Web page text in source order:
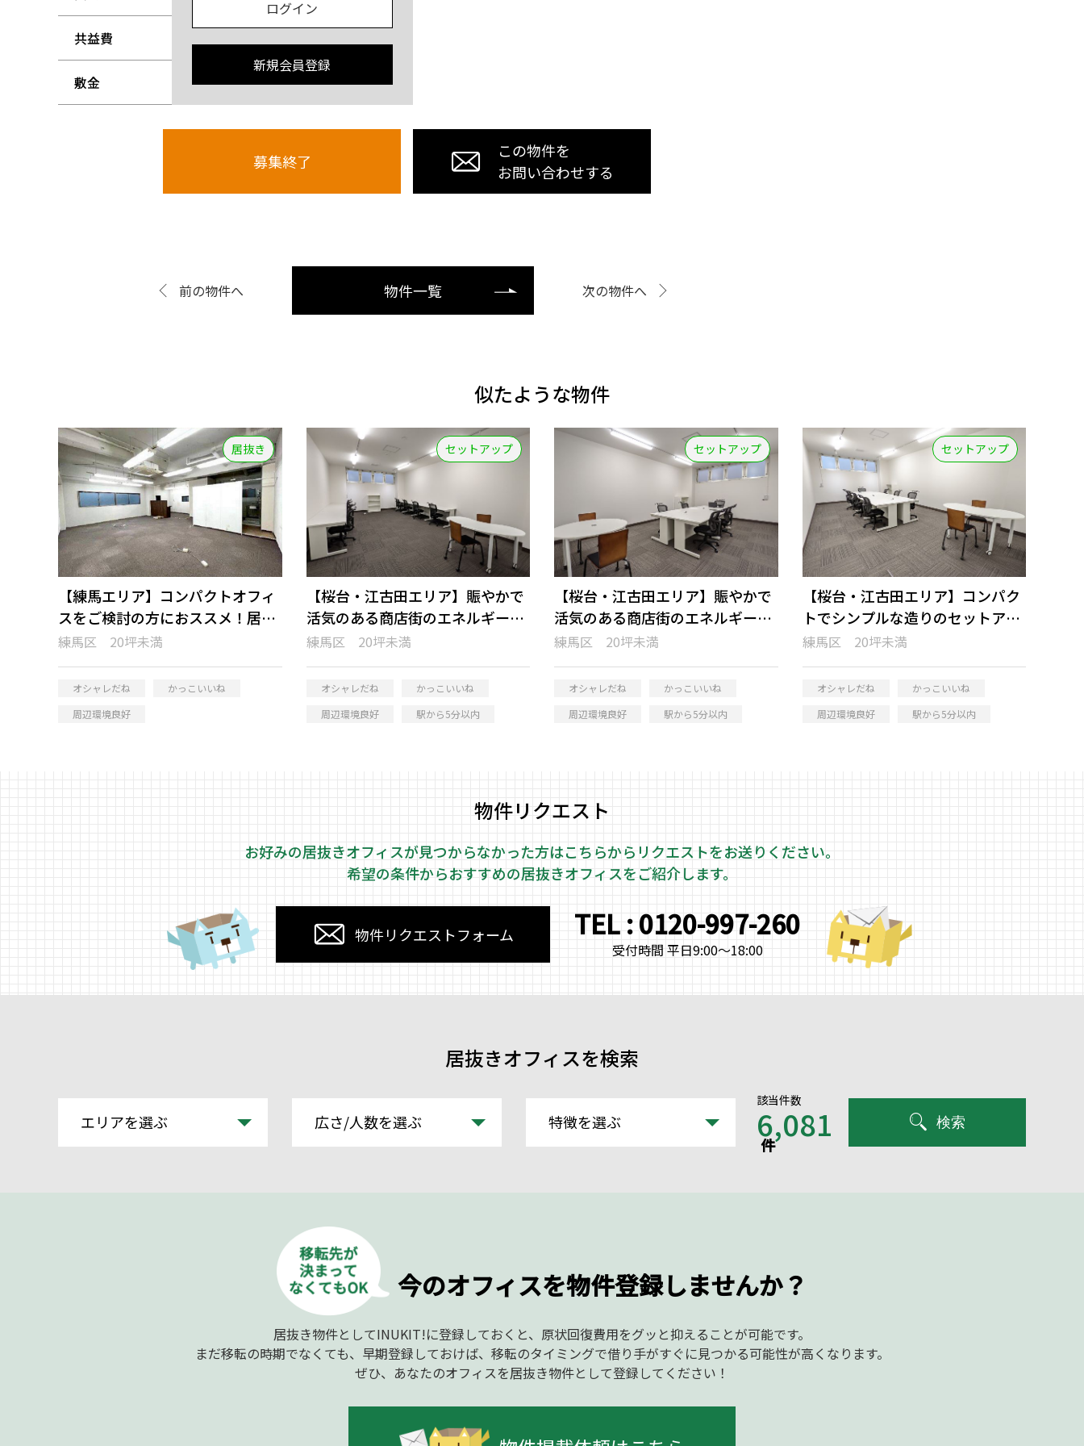
共益費
敷金 -
ログイン
新規会員登録
募集終了
この物件を
お問い合わせする
前の物件へ 物件一覧 次の物件へ
似たような物件
居抜き
【練馬エリア】コンパクトオフィ
スをご検討の方におススメ！居抜
きオフィス
練馬区 20坪未満
オシャレだね
かっこいいね
周辺環境良好
セットアップ
【桜台・江古田エリア】賑やかで
活気のある商店街のエネルギーを
感じるセットアップオフィス
練馬区 20坪未満
オシャレだね
かっこいいね
周辺環境良好
駅から5分以内
セットアップ
【桜台・江古田エリア】賑やかで
活気のある商店街のエネルギーを
感じるセットアップオフィス
練馬区 20坪未満
オシャレだね
かっこいいね
周辺環境良好
駅から5分以内
セットアップ
【桜台・江古田エリア】コンパク
トでシンプルな造りのセットアッ
プオフィス
練馬区 20坪未満
オシャレだね
かっこいいね
周辺環境良好
駅から5分以内
物件リクエスト
お好みの居抜きオフィスが見つからなかった方はこちらから リクエストをお送りください。
希望の条件からおすすめの居抜きオフィスをご紹介します。
物件リクエストフォーム TEL : 0120-997-260
受付時間 平日9:00～18:00
居抜きオフィスを検索
エリアを選ぶ 広さ/人数を選ぶ 特徴を選ぶ
該当件数
6,081
件
検索
今のオフィスを物件登録しませんか？
居抜き物件としてINUKIT!に登録しておくと、原状回復費用をグッと抑えることが可能です。
まだ移転の時期でなくても、早期登録しておけば、移転のタイミングで借り手がすぐに見つかる可能性が高くなります。
ぜひ、あなたのオフィスを居抜き物件として登録してください！